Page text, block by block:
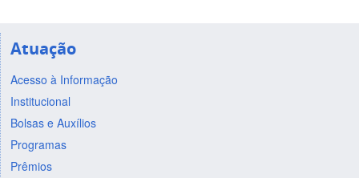
Atuação
Acesso à Informação
Institucional
Bolsas e Auxílios
Programas
Prêmios